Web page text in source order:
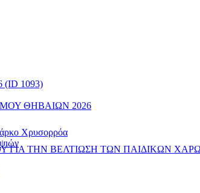
Χρυσορρόα
(ID 1093)
ΘΗΒΑΙΩΝ 2026
ΤΗΝ ΒΕΛΤΙΩΣΗ ΤΩΝ ΠΑΙΔΙΚΩΝ